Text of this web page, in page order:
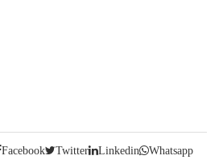
Facebook Twitter Linkedin Whatsapp